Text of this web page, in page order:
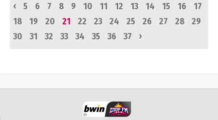
‹
5 6 7 8 9 10 11 12 13 14 15 16
17
18
19 20 21 22 23 24 25 26 27 28
29
30
31 32 33 34 35 36 37 ›